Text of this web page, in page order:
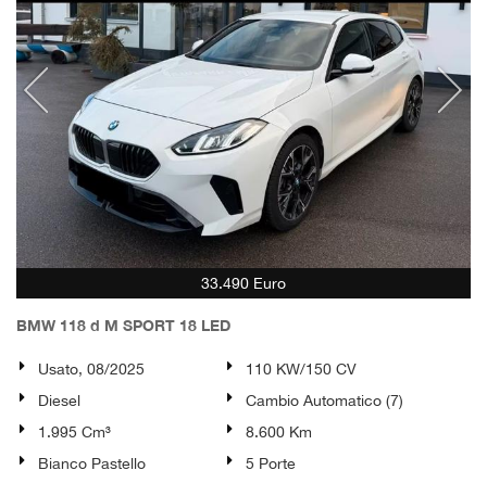
33.490 Euro
BMW 118 d M SPORT 18 LED
Usato, 08/2025
110 KW/150 CV
Diesel
Cambio Automatico (7)
1.995 Cm³
8.600 Km
Bianco Pastello
5 Porte